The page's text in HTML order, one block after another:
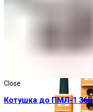
Close
Котушка до ПМЛ-1 36В